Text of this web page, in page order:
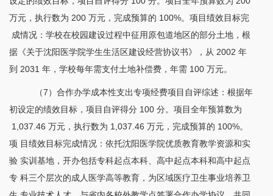
万元，执行数为 200 万元，完成预算的 100%。项目绩效目标完
成情况：学校在校园建设过程中征用原包道地区的部分土地，根
据《关于沈阳医学院学生生活区建设经营协议书》，从 2002 年
到 2031 年，学校每年需支付土地补偿费，年需 100 万元。
（7）合作办学成本性支出专项经费项目自评综述：根据年
初设定的绩效目标，项目自评得分 100 分。项目全年预算数为
1,037.46 万元，执行数为 1,037.46 万元，完成预算的 100%。
项 目绩效目标完成情况：依托沈阳医学院优质教育教学资源和实
验 实训基地，开办包括专科起点本科、高中起点本科和高中起点
专 科三个层次的成人医学高等教育，为区域医疗卫生事业培养卫